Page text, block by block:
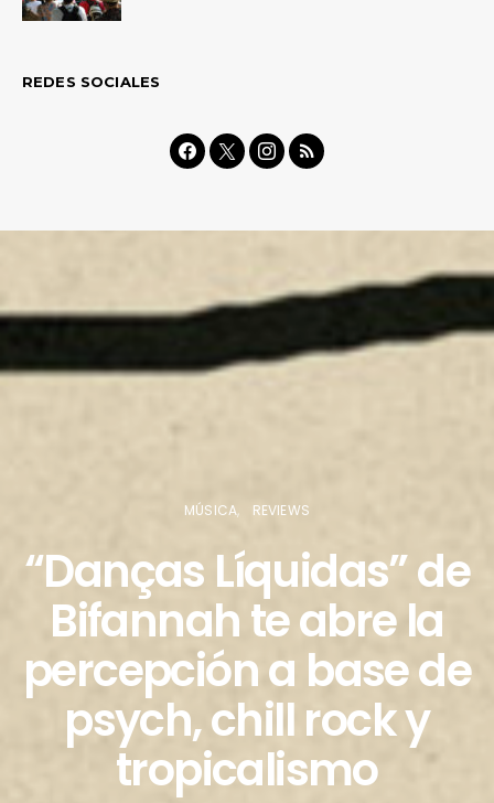
REDES SOCIALES
MÚSICA REVIEWS
“Danças Líquidas” de
Bifannah te abre la
percepción a base de
psych, chill rock y
tropicalismo